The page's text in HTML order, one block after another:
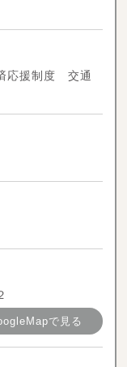
応援制度 交通
で見る